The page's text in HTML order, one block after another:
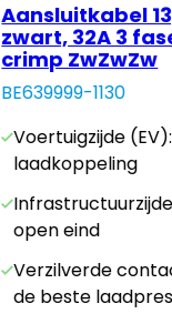
Aansluitkabel
zwart, 32A 3
crimp ZwZwZw
BE639999-1130
Voertuigzijde
laadkoppeling
open eind
Verzilverde
de beste